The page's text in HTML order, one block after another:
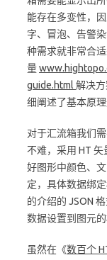
能存在多变性，
字、冒泡、告警
种需求就非常合
量
guide.html 解决
细阐述了基本原
对于汇流箱我们
不难，采用 HT
好图形中颜色、
定，具体数据绑
的介绍的 JSON
数据设置到图元
虽然在《数百个